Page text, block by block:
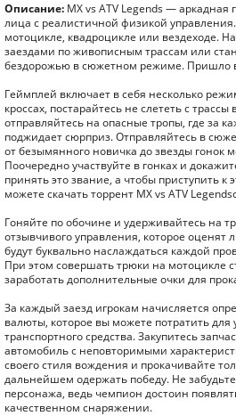
Описание: MX vs ATV Legends — аркадная
лица с реалистичной физикой
мотоцикле, квадроцикле или вездеходе.
заездами по живописным трассам или
бездорожью в сюжетном режиме. Пришло
Геймплей включает в себя несколько
кроссах, постарайтесь не слететь с
отправляйтесь на опасные тропы, где за
поджидает сюрприз. Отправляйтесь в
от безымянного новичка до звезды гонок
Поочередно участвуйте в гонках и
принять это звание, а чтобы приступить к
можете скачать торрент MX vs ATV
Гоняйте по обочине и удерживайтесь на
отзывчивого управления, которое оценят
будут буквально наслаждаться каждой
При этом совершать трюки на мотоцикле
заработать дополнительные очки для
За каждый заезд игрокам начисляется
валюты, которое вы можете потратить для
транспортного средства. Закупитесь
автомобиль с неповторимыми
своего стиля вождения и прокачивайте
дальнейшем одержать победу. Не
персонажа, ведь чемпион достоин
качественном снаряжении.